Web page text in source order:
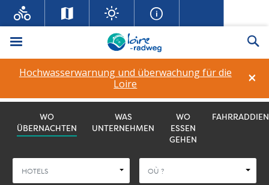
Menü
×
Hochwasserwarnung und überwachung für die
Loire
La Loire à Vélo
WO
ÜBERNACHTEN
WAS
UNTERNEHMEN
WO
ESSEN
GEHEN
HOTELS OÙ ?